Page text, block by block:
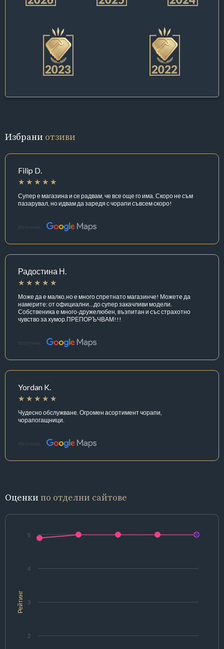
Избрани отзиви
Filip D.
Супер е магазина и се радвам, че все още го има. Скоро не съм
пазарувал, но идвам да заредя с чорапи съвсем скоро!
Източник:
Радостина Н.
Може да е малко,но е много спретнато магазинче! Можете да
намерите: от официални...до супер закачливи модели.
Собственика е много-дружелюбен, възпитан и със страхотно
чувство за хумор.ПРЕПОРЪЧВАМ!!!
Източник:
Yordan K.
Чудесно обслужване. Огромен асортимент чорапи,
чорапогащници.
Източник:
Оценки по отделни сайтове
Рейтинг
2
3
4
5